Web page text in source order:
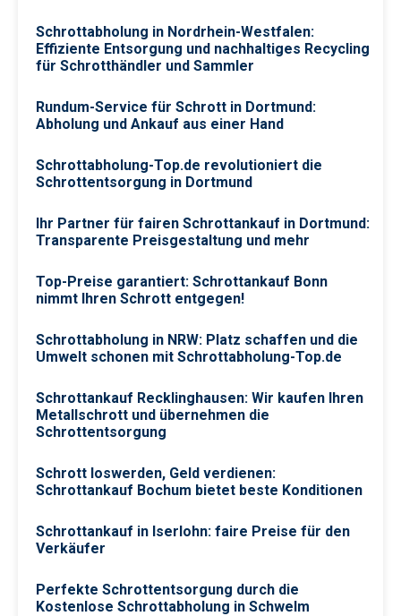
Schrottabholung in Nordrhein-Westfalen:
Effiziente Entsorgung und nachhaltiges Recycling
für Schrotthändler und Sammler
Rundum-Service für Schrott in Dortmund:
Abholung und Ankauf aus einer Hand
Schrottabholung-Top.de revolutioniert die
Schrottentsorgung in Dortmund
Ihr Partner für fairen Schrottankauf in Dortmund:
Transparente Preisgestaltung und mehr
Top-Preise garantiert: Schrottankauf Bonn
nimmt Ihren Schrott entgegen!
Schrottabholung in NRW: Platz schaffen und die
Umwelt schonen mit Schrottabholung-Top.de
Schrottankauf Recklinghausen: Wir kaufen Ihren
Metallschrott und übernehmen die
Schrottentsorgung
Schrott loswerden, Geld verdienen:
Schrottankauf Bochum bietet beste Konditionen
Schrottankauf in Iserlohn: faire Preise für den
Verkäufer
Perfekte Schrottentsorgung durch die
Kostenlose Schrottabholung in Schwelm